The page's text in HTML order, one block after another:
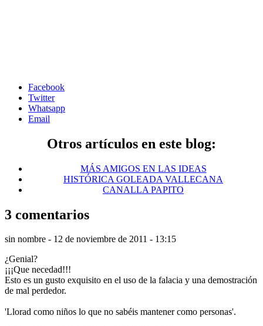
Facebook
Twitter
Whatsapp
Email
Otros artículos en este blog:
MÁS AMIGOS EN LAS IDEAS
HISTÓRICA GOLEADA VALLECANA
CANALLA PAPITO
3 comentarios
sin nombre - 12 de noviembre de 2011 - 13:15
¿Genial?
¡¡¡Que necedad!!!
Esto es un gusto exquisito en el uso de la falacia y una demostración
de mal perdedor.
'Llorad como niños lo que no sabéis mantener como personas'.